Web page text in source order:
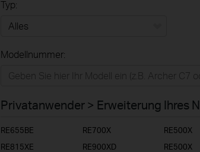
Typ:
Businessanwender
Service-Provider
Modellnummer:
Privatanwender > Erweiterung Ihres
RE655BE RE700X RE500X
RE815XE
RE900XD RE500X